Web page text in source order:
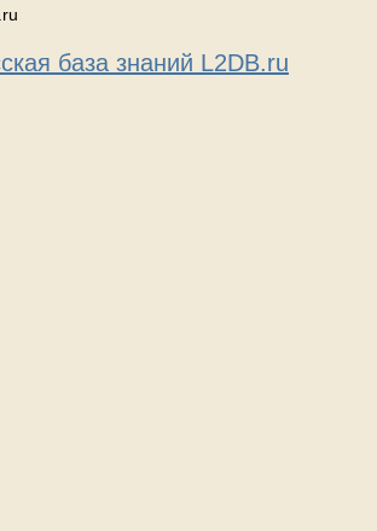
база знаний L2DB.ru